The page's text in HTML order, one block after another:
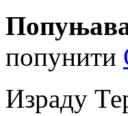
попунити
Израду